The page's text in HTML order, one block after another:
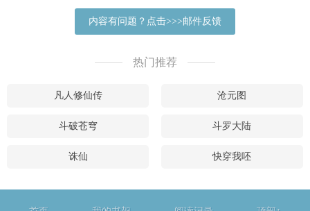
内容有问题？点击>>>邮件反馈
热门推荐
凡人修仙传 沧元图
斗破苍穹 斗罗大陆
诛仙 快穿我呸